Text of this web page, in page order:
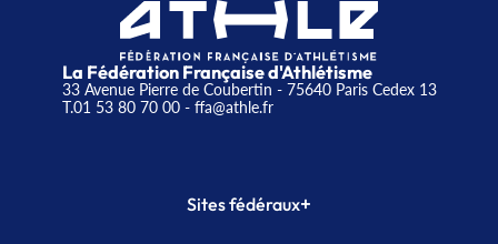
La Fédération Française d'Athlétisme
33 Avenue Pierre de Coubertin - 75640 Paris Cedex 13
T.01 53 80 70 00- ffa@athle.fr
Sites fédéraux+